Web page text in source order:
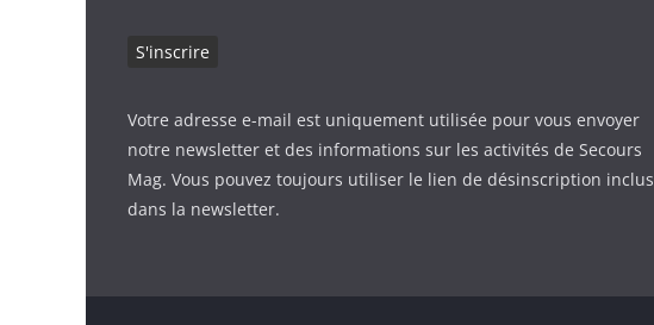
Votre adresse e-mail est uniquement utilisée pour vous envoyer
notre newsletter et des informations sur les activités de Secours
Mag. Vous pouvez toujours utiliser le lien de désinscription inclus
dans la newsletter.